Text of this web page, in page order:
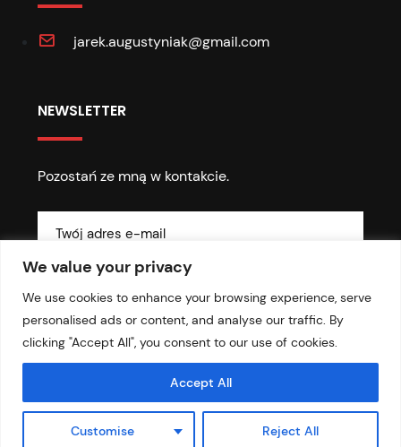
We value your privacy
We use cookies to enhance your browsing experience, serve
personalised ads or content, and analyse our traffic. By
clicking "Accept All", you consent to our use of cookies.
Customise Reject All
Accept All
jarek.augustyniak@gmail.com
NEWSLETTER
Pozostań ze mną w kontakcie.